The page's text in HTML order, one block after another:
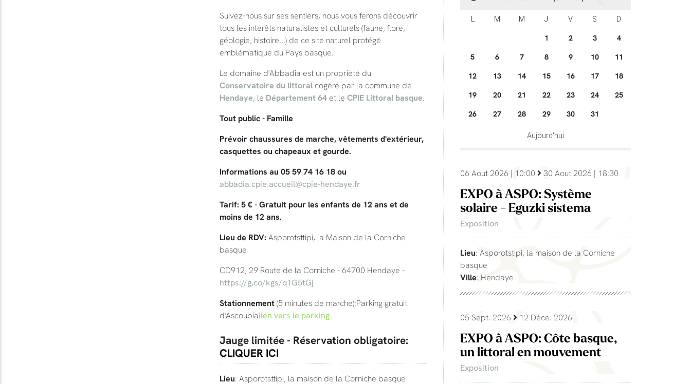
Suivez-nous sur ses sentiers, nous vous ferons découvrir
tous les intérêts naturalistes et culturels (faune, flore,
géologie, histoire...) de ce site naturel protégé
emblématique du Pays basque.
Le domaine d'Abbadia est un propriété du
Conservatoire du littoralcogéré par la commune de
Hendaye, le Département 64et le CPIE Littoral basque.
Tout public - Famille
Prévoir chaussures de marche, vêtements d'extérieur,
casquettes ou chapeaux et gourde.
Informations au 05 59 74 16 18 ou
abbadia.cpie.accueil@cpie-hendaye.fr
Tarif: 5 € - Gratuit pour les enfants de 12 ans et de
moins de 12 ans.
Lieu de RDV: Asporotsttipi, la Maison de la Corniche
basque
CD912, 29 Route de la Corniche - 64700 Hendaye -
https://g.co/kgs/q1G5tGj
Stationnement (5 minutes de marche):Parking gratuit
d'Ascoubialien vers le parking
Jauge limitée - Réservation obligatoire:
CLIQUER ICI
Lieu: Asporotsttipi, la maison de la Corniche basque
L M M J V S D
1 2 3 4
5 6 7 8 9 10 11
12 13 14 15 16 17 18
19 20 21 22 23 24 25
26 27 28 29 30 31
Aujourd'hui
06 Aout 2026 | 10:00 30 Aout 2026 | 18:30
EXPO à ASPO: Système
solaire - Eguzki sistema
Exposition
Lieu: Asporotstipi, la maison de la Corniche
basque
Ville: Hendaye
05 Sept. 2026 12 Déce. 2026
EXPO à ASPO: Côte basque,
un littoral en mouvement
Exposition